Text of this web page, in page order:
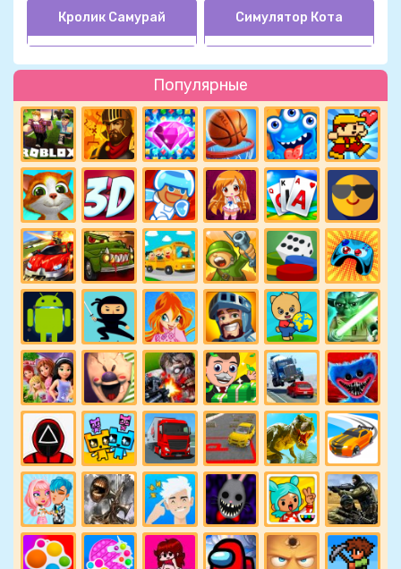
Популярные
Кролик Самурай Симулятор Кота